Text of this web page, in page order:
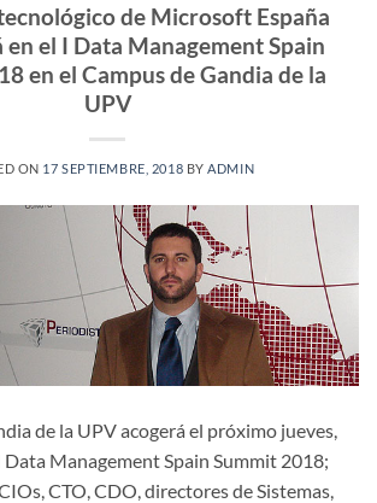
de Microsoft España
el I Data Management Spain
en el Campus de Gandia de la
UPV
ON 17 SEPTIEMBRE, 2018 BY ADMIN
de la UPV acogerá el próximo jueves,
Data Management Spain Summit 2018;
CTO, CDO, directores de Sistemas,